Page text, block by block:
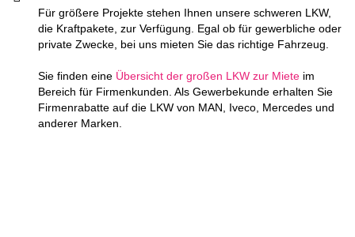
Für größere Projekte stehen Ihnen unsere schweren LKW,
die Kraftpakete, zur Verfügung. Egal ob für gewerbliche oder
private Zwecke, bei uns mieten Sie das richtige Fahrzeug.
Sie finden eine Übersicht der großen LKW zur Miete im
Bereich für Firmenkunden. Als Gewerbekunde erhalten Sie
Firmenrabatte auf die LKW von MAN, Iveco, Mercedes und
anderer Marken.